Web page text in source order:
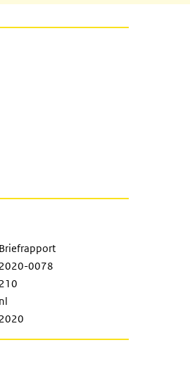
transition
Briefrapport
2020-0078
210
nl
2020